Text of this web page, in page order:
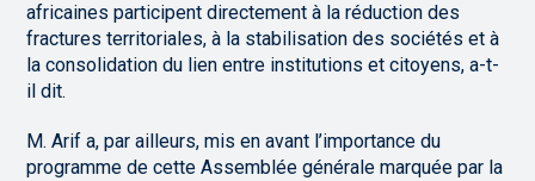
africaines participent directement à la réduction des
fractures territoriales, à la stabilisation des sociétés et à
la consolidation du lien entre institutions et citoyens, a-t-
il dit.
M. Arif a, par ailleurs, mis en avant l’importance du
programme de cette Assemblée générale marquée par la